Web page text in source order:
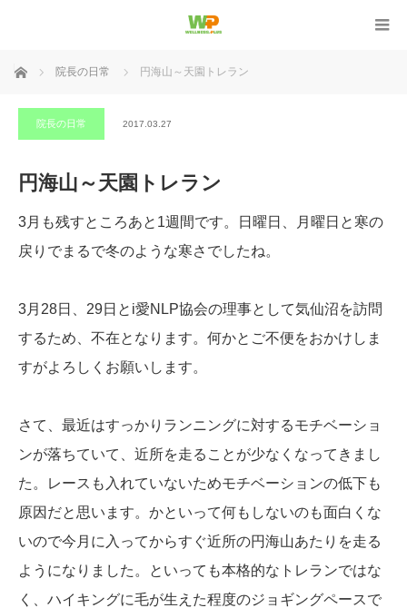
ホーム 院長の日常 円海山～天園トレラン
院長の日常 2017.03.27
円海山～天園トレラン
3月も残すところあと1週間です。日曜日、月曜日と寒の
戻りでまるで冬のような寒さでしたね。
3月28日、29日とi愛NLP協会の理事として気仙沼を訪問
するため、不在となります。何かとご不便をおかけしま
すがよろしくお願いします。
さて、最近はすっかりランニングに対するモチベーショ
ンが落ちていて、近所を走ることが少なくなってきまし
た。レースも入れていないためモチベーションの低下も
原因だと思います。かといって何もしないのも面白くな
いので今月に入ってからすぐ近所の円海山あたりを走る
ようになりました。といっても本格的なトレランではな
く、ハイキングに毛が生えた程度のジョギングペースで